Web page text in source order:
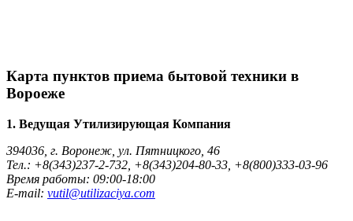
Карта пунктов приема бытовой техники в
Вороеже
1. Ведущая Утилизирующая Компания
394036, г. Воронеж, ул. Пятницкого, 46
Тел.: +8(343)237-2-732, +8(343)204-80-33, +8(800)333-03-96
Время работы: 09:00-18:00
E-mail: vutil@utilizaciya.com